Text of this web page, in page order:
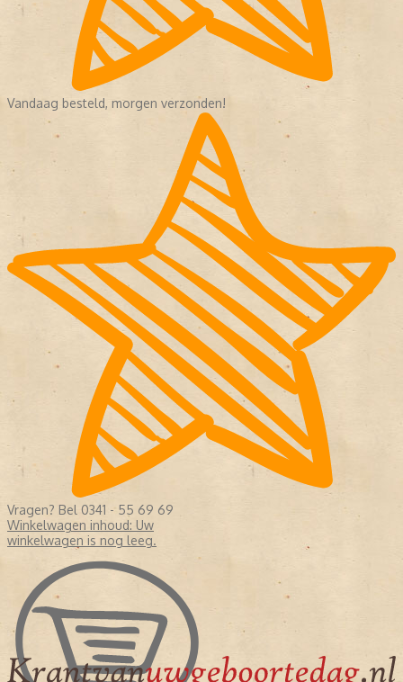
Vandaag besteld, morgen verzonden!
Vragen? Bel 0341 - 55 69 69
Winkelwagen inhoud: Uw
winkelwagen is nog leeg.